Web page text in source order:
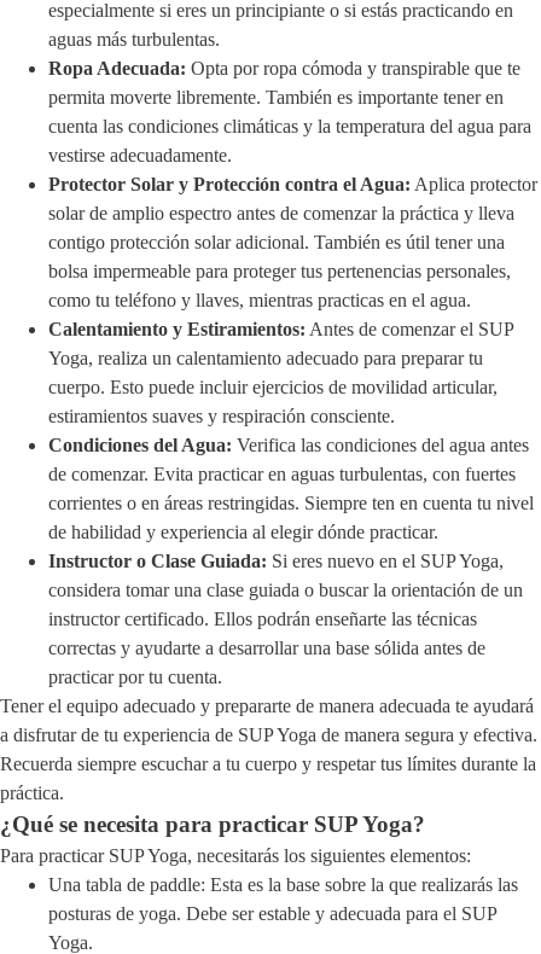
especialmente si eres un principiante o si estás practicando en
aguas más turbulentas.
Ropa Adecuada: Opta por ropa cómoda y transpirable que te
permita moverte libremente. También es importante tener en
cuenta las condiciones climáticas y la temperatura del agua para
vestirse adecuadamente.
Protector Solar y Protección contra el Agua: Aplica protector
solar de amplio espectro antes de comenzar la práctica y lleva
contigo protección solar adicional. También es útil tener una
bolsa impermeable para proteger tus pertenencias personales,
como tu teléfono y llaves, mientras practicas en el agua.
Calentamiento y Estiramientos: Antes de comenzar el SUP
Yoga, realiza un calentamiento adecuado para preparar tu
cuerpo. Esto puede incluir ejercicios de movilidad articular,
estiramientos suaves y respiración consciente.
Condiciones del Agua: Verifica las condiciones del agua antes
de comenzar. Evita practicar en aguas turbulentas, con fuertes
corrientes o en áreas restringidas. Siempre ten en cuenta tu nivel
de habilidad y experiencia al elegir dónde practicar.
Instructor o Clase Guiada: Si eres nuevo en el SUP Yoga,
considera tomar una clase guiada o buscar la orientación de un
instructor certificado. Ellos podrán enseñarte las técnicas
correctas y ayudarte a desarrollar una base sólida antes de
practicar por tu cuenta.
Tener el equipo adecuado y prepararte de manera adecuada te ayudará
a disfrutar de tu experiencia de SUP Yoga de manera segura y efectiva.
Recuerda siempre escuchar a tu cuerpo y respetar tus límites durante la
práctica.
¿Qué se necesita para practicar SUP Yoga?
Para practicar SUP Yoga, necesitarás los siguientes elementos:
Una tabla de paddle: Esta es la base sobre la que realizarás las
posturas de yoga. Debe ser estable y adecuada para el SUP
Yoga.